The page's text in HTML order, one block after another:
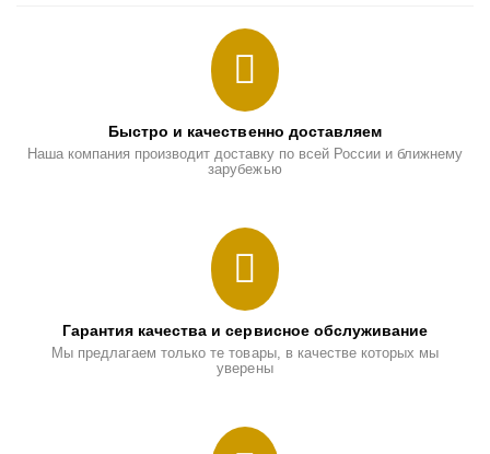
Быстро и качественно доставляем
Наша компания производит доставку по всей России и ближнему
зарубежью
Гарантия качества и сервисное обслуживание
Мы предлагаем только те товары, в качестве которых мы
уверены